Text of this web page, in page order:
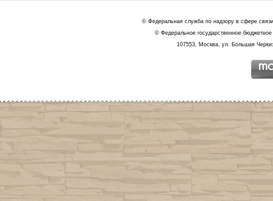
© Федеральная служба по надзору в сфере
© Федеральное государственное
107553, Москва, ул. Большая